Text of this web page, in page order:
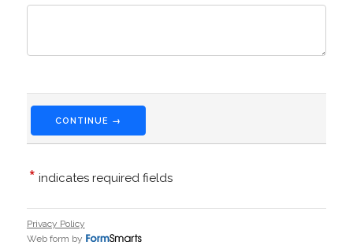
CONTINUE →
* indicates required fields
Privacy Policy
Web form by